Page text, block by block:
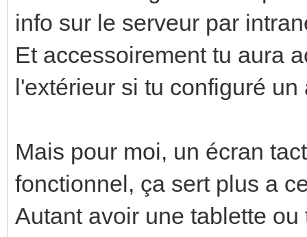
info sur le serveur par
Et accessoirement tu aura
l'extérieur si tu configuré un
Mais pour moi, un écran
fonctionnel, ça sert plus a
Autant avoir une tablette